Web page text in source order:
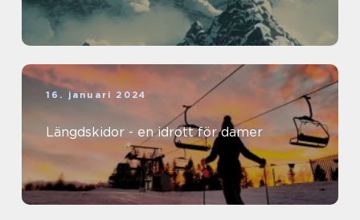
16. januari 2024
Längdskidor - en idrott för damer